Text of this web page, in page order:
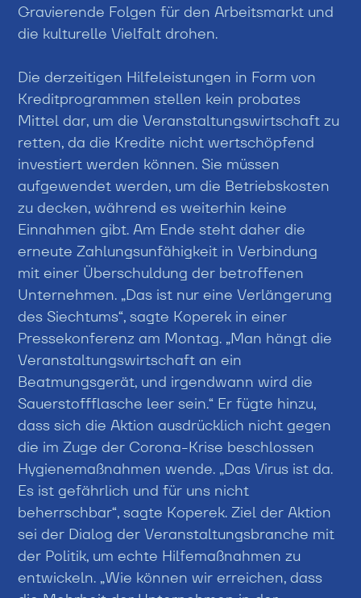
Gravierende Folgen für den Arbeitsmarkt und
die kulturelle Vielfalt drohen.
Die derzeitigen Hilfeleistungen in Form von
Kreditprogrammen stellen kein probates
Mittel dar, um die Veranstaltungswirtschaft zu
retten, da die Kredite nicht wertschöpfend
investiert werden können. Sie müssen
aufgewendet werden, um die Betriebskosten
zu decken, während es weiterhin keine
Einnahmen gibt. Am Ende steht daher die
erneute Zahlungsunfähigkeit in Verbindung
mit einer Überschuldung der betroffenen
Unternehmen. „Das ist nur eine Verlängerung
des Siechtums“, sagte Koperek in einer
Pressekonferenz am Montag. „Man hängt die
Veranstaltungswirtschaft an ein
Beatmungsgerät, und irgendwann wird die
Sauerstoffflasche leer sein.“ Er fügte hinzu,
dass sich die Aktion ausdrücklich nicht gegen
die im Zuge der Corona-Krise beschlossen
Hygienemaßnahmen wende. „Das Virus ist da.
Es ist gefährlich und für uns nicht
beherrschbar“, sagte Koperek. Ziel der Aktion
sei der Dialog der Veranstaltungsbranche mit
der Politik, um echte Hilfemaßnahmen zu
entwickeln. „Wie können wir erreichen, dass